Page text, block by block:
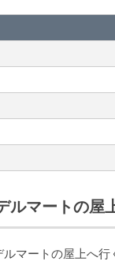
ルマートの屋
マートの屋上へ